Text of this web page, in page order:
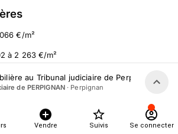
€/m²
à 2 263 €/m²
aux enchères dans le département
au Tribunal judiciaire de Perpignan le
de PERPIGNAN· Perpignan
Vendre Suivis Se connecter